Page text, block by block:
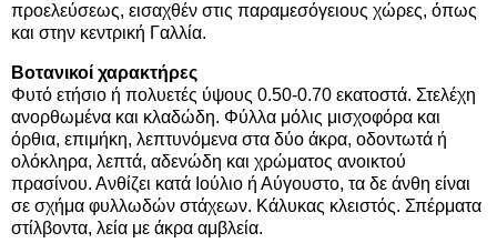
προελεύσεως, εισαχθέν στις παραμεσόγειους χώρες, όπως
και στην κεντρική Γαλλία.
Βοτανικοί χαρακτήρες
Φυτό ετήσιο ή πολυετές ύψους 0.50-0.70 εκατοστά. Στελέχη
ανορθωμένα και κλαδώδη. Φύλλα μόλις μισχοφόρα και
όρθια, επιμήκη, λεπτυνόμενα στα δύο άκρα, οδοντωτά ή
ολόκληρα, λεπτά, αδενώδη και χρώματος ανοικτού
πρασίνου. Ανθίζει κατά Ιούλιο ή Αύγουστο, τα δε άνθη είναι
σε σχήμα φυλλωδών στάχεων. Κάλυκας κλειστός. Σπέρματα
στίλβοντα, λεία με άκρα αμβλεία.